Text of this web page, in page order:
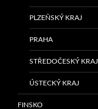
PLZEŇSKÝ KRAJ
PRAHA
STŘEDOČESKÝ KRAJ
ÚSTECKÝ KRAJ
FINSKO